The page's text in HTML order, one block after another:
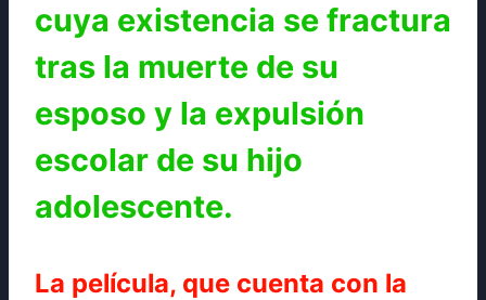
cuya existencia se fractura
tras la muerte de su
esposo y la expulsión
escolar de su hijo
adolescente.
La película, que cuenta con la